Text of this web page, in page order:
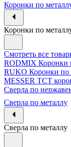
Коронки по
Коронки по
Смотреть все
RODMIX Коронки
RUKO Коронки по
MESSER ТСТ
Сверла по
Сверла по металлу
Сверла по металлу